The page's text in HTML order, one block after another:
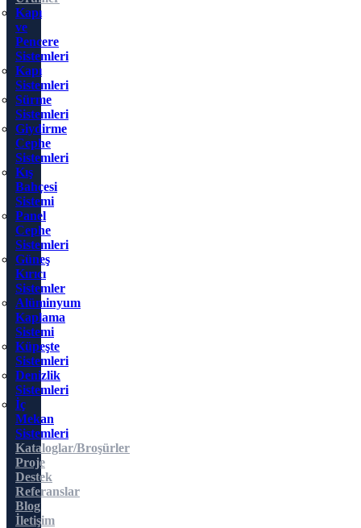
Kapı
ve
Pencere
Sistemleri
Kapı
Sistemleri
Sürme
Sistemleri
Giydirme
Cephe
Sistemleri
Kış
Bahçesi
Sistemi
Panel
Cephe
Sistemleri
Güneş
Kırıcı
Sistemler
Alüminyum
Kaplama
Sistemi
Küpeşte
Sistemleri
Denizlik
Sistemleri
İç
Mekan
Sistemleri
Kataloglar/Broşürler
Proje
Destek
Referanslar
Blog
İletişim